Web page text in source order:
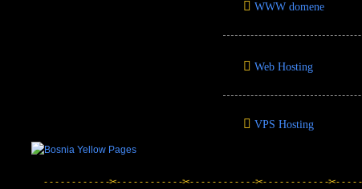
WWW domene
Web Hosting
VPS Hosting
- - - - - - - - - - - -✂- - - - - - - - - - - -✂- - - - - - - - - - - -✂- - - - - - - - - - - -✂- - -